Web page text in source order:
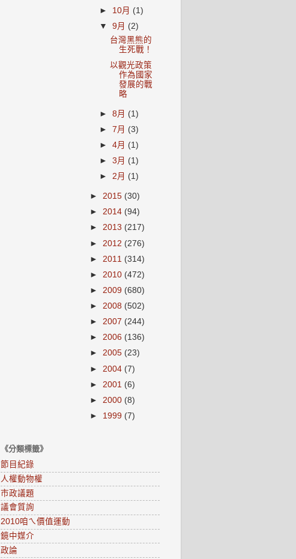
► 10月 (1)
▼9月 (2)
台灣黑熊的
生死戰！
以觀光政策
作為國家
發展的戰
略
►8月 (1)
►7月 (3)
►4月 (1)
►3月 (1)
►2月 (1)
► 2015 (30)
► 2014 (94)
► 2013 (217)
► 2012 (276)
► 2011 (314)
► 2010 (472)
► 2009 (680)
► 2008 (502)
► 2007 (244)
► 2006 (136)
► 2005 (23)
► 2004 (7)
► 2001 (6)
► 2000 (8)
► 1999 (7)
《分類標籤》
節目紀錄
人權動物權
市政議題
議會質詢
2010咱ㄟ價值運動
鏡中媒介
政論